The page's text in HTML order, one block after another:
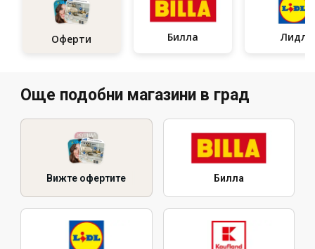
Оферти Билла Лидл
Още подобни магазини в град
Вижте офертите Билла